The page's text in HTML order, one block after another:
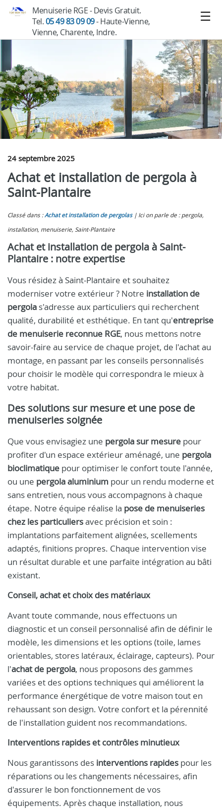
Menuiserie RGE - Devis Gratuit.
Tel.05 49 83 09 09- Haute-Vienne,
Vienne, Charente, Indre.
24 septembre 2025
Achat et installation de pergola à
Saint-Plantaire
Classé dans :Achat et installation de pergolas
Ici on parle de : pergola,
installation, menuiserie, Saint-Plantaire
Achat et installation de pergola à Saint-
Plantaire : notre expertise
Vous résidez à Saint-Plantaire et souhaitez
moderniser votre extérieur ? Notre installation de
pergola s'adresse aux particuliers qui recherchent
qualité, durabilité et esthétique. En tant qu'entreprise
de menuiserie reconnue RGE, nous mettons notre
savoir-faire au service de chaque projet, de l'achat au
montage, en passant par les conseils personnalisés
pour choisir le modèle qui correspondra le mieux à
votre habitat.
Des solutions sur mesure et une pose de
menuiseries soignée
Que vous envisagiez une pergola sur mesure pour
profiter d'un espace extérieur aménagé, une pergola
bioclimatique pour optimiser le confort toute l'année,
ou une pergola aluminium pour un rendu moderne et
sans entretien, nous vous accompagnons à chaque
étape. Notre équipe réalise la pose de menuiseries
chez les particuliersavec précision et soin :
implantations parfaitement alignées, scellements
adaptés, finitions propres. Chaque intervention vise
un résultat durable et une parfaite intégration au bâti
existant.
Conseil, achat et choix des matériaux
Avant toute commande, nous effectuons un
diagnostic et un conseil personnalisé afin de définir le
modèle, les dimensions et les options (toile, lames
orientables, stores latéraux, éclairage, capteurs). Pour
l'achat de pergola, nous proposons des gammes
variées et des options techniques qui améliorent la
performance énergétique de votre maison tout en
rehaussant son design. Votre confort et la pérennité
de l'installation guident nos recommandations.
Interventions rapides et contrôles minutieux
Nous garantissons des interventions rapides pour les
réparations ou les changements nécessaires, afin
d'assurer le bon fonctionnement de vos
équipements. Après chaque installation, nous